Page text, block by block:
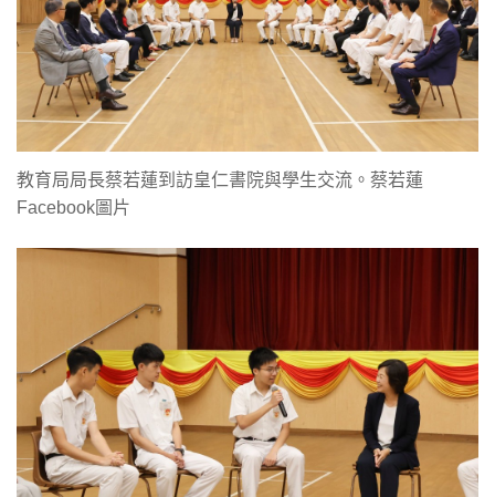
教育局局長蔡若蓮到訪皇仁書院與學生交流。蔡若蓮
Facebook圖片